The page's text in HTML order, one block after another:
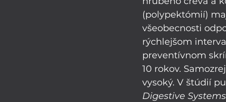
(polypektómií)
všeobecnosti
rýchlejšom
preventívnom
10 rokov.
vysoký. V štúdií
Digestive Systems